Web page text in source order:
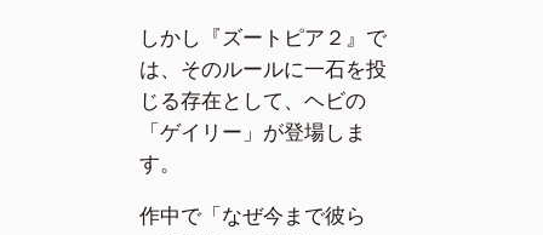
しかし『ズートピア２』で
は、そのルールに一石を投
じる存在として、ヘビの
「ゲイリー」が登場しま
す。
作中で「なぜ今まで彼ら